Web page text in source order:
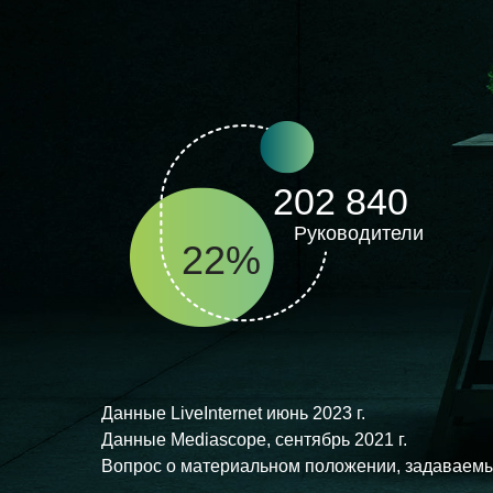
22%
202 840
Руководители
Данные LiveInternet июнь 2023 г.
Данные Mediascope, сентябрь 2021 г.
Вопрос о материальном положении,